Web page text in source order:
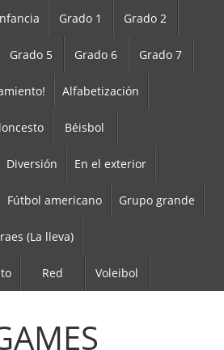
Grado 1 Grado 2
Grado 5 Grado 6 Grado 7
Alfabetización
Béisbol
Diversión En el exterior
Fútbol americano Grupo grande
(La lleva)
Red Voleibol